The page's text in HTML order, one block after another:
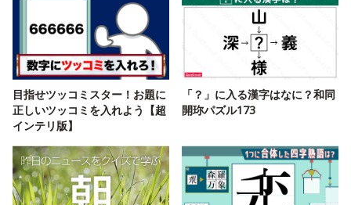
目指せツッコミスター！お題に
正しいツッコミを入れよう【超
インテリ版】
「？」に入る漢字はなに？和同
開珎パズル173